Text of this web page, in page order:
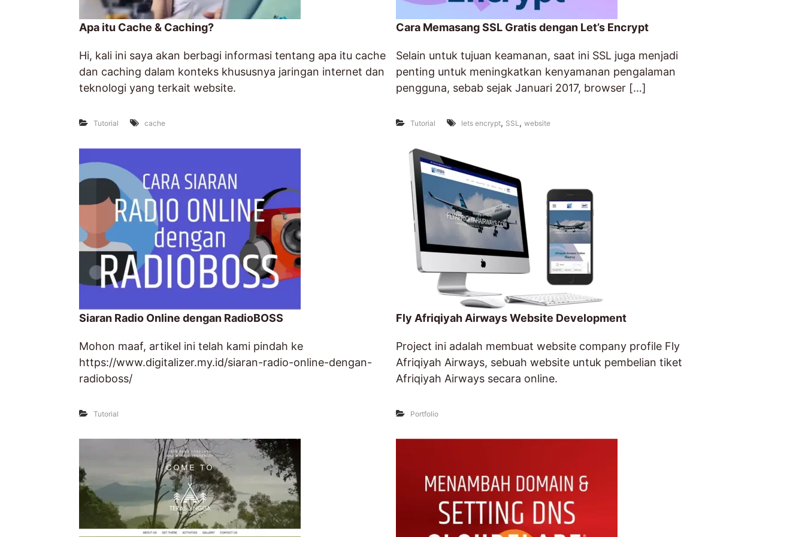
i
t
,
W
e
h
t
i
g
,
D
m
a
i
R
O
n
l
i
n
e
Apa itu Cache & Caching?
Hi, kali ini saya akan berbagi informasi tentang apa itu cache
dan caching dalam konteks khususnya jaringan internet dan
teknologi yang terkait website.
Tutorial cache
Cara Memasang SSL Gratis dengan Let’s Encrypt
Selain untuk tujuan keamanan, saat ini SSL juga menjadi
penting untuk meningkatkan kenyamanan pengalaman
pengguna, sebab sejak Januari 2017, browser […]
Tutorial lets encrypt, SSL,website
Siaran Radio Online dengan RadioBOSS
Mohon maaf, artikel ini telah kami pindah ke
https://www.digitalizer.my.id/siaran-radio-online-dengan-
radioboss/
Tutorial
Fly Afriqiyah Airways Website Development
Project ini adalah membuat website company profile Fly
Afriqiyah Airways, sebuah website untuk pembelian tiket
Afriqiyah Airways secara online.
Portfolio